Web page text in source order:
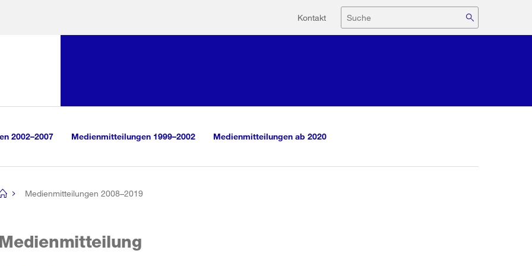
Hilfsnavigation
Kontakt Suche
2002–2007 Medienmitteilungen 1999–2002 Medienmitteilungen ab 2020
Medienmitteilungen 2008–2019